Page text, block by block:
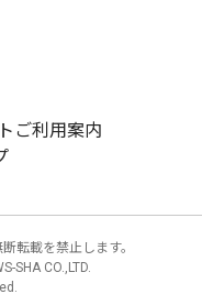
ご利用案内
転載を禁止します。
SHA CO.,LTD.